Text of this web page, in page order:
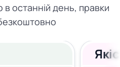
в останній день, правки